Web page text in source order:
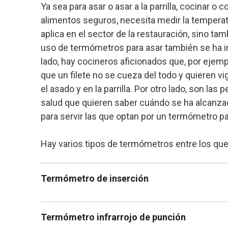
Ya sea para asar o asar a la parrilla, cocinar o
alimentos seguros, necesita medir la
aplica en el sector de la restauración, sino
uso de termómetros para asar también se ha
lado, hay cocineros aficionados que, por
que un filete no se cueza del todo y quieren
el asado y en la parrilla. Por otro lado, son las
salud que quieren saber cuándo se ha
para servir las que optan por un termómetro
Hay varios tipos de termómetros entre los
Termómetro de inserción
temperaturas del interior. Se pueden utilizar
Termómetro infrarrojo de punción